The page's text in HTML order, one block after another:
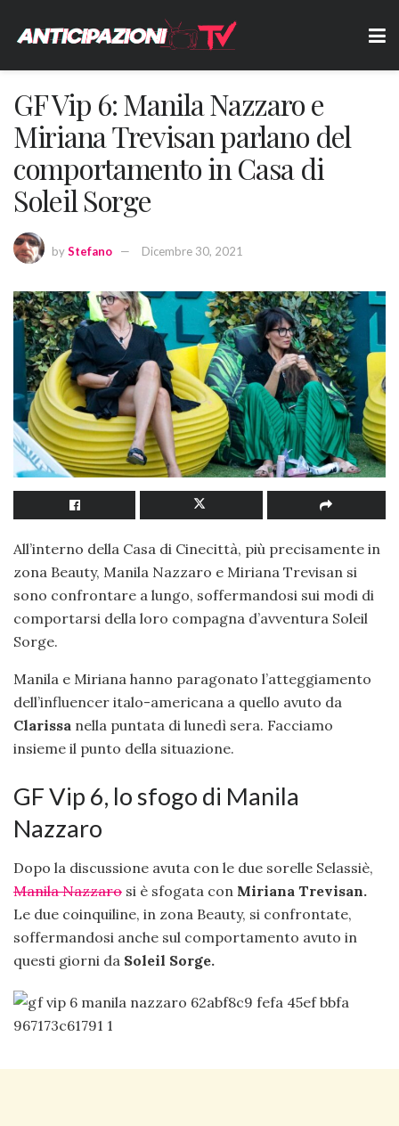
GF Vip 6: Manila Nazzaro e
Miriana Trevisan parlano del
comportamento in Casa di
Soleil Sorge
byStefano Dicembre 30, 2021
All’interno della Casa di Cinecittà, più precisamente in
zona Beauty, Manila Nazzaro e Miriana Trevisan si
sono confrontare a lungo, soffermandosi sui modi di
comportarsi della loro compagna d’avventura Soleil
Sorge.
Manila e Miriana hanno paragonato l’atteggiamento
dell’influencer italo-americana a quello avuto da
Clarissa nella puntata di lunedì sera. Facciamo
insieme il punto della situazione.
GF Vip 6, lo sfogo di Manila
Nazzaro
Dopo la discussione avuta con le due sorelle Selassiè,
Manila Nazzaro si è sfogata con Miriana Trevisan.
Le due coinquiline, in zona Beauty, si confrontate,
soffermandosi anche sul comportamento avuto in
questi giorni da Soleil Sorge.